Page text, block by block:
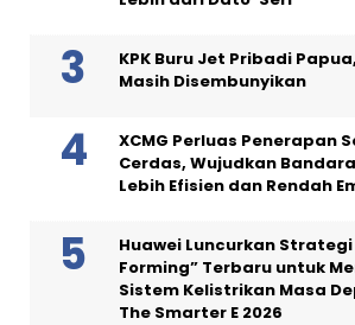
KPK Buru Jet Pribadi
Masih Disembunyikan
XCMG Perluas Penerapan
Cerdas, Wujudkan
Lebih Efisien dan Rendah
Huawei Luncurkan
Forming” Terbaru untuk
Sistem Kelistrikan Masa
The Smarter E 2026